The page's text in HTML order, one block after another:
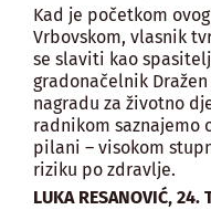
Kad je početkom
Vrbovskom, vlasnik
se slaviti kao
gradonačelnik
nagradu za životno
radnikom saznajemo
pilani – visokom
riziku po zdravlje.
LUKA RESANOVIĆ, 24.